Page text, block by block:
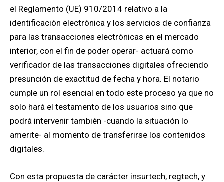
el Reglamento (UE) 910/2014 relativo a la
identificación electrónica y los servicios de confianza
para las transacciones electrónicas en el mercado
interior, con el fin de poder operar- actuará como
verificador de las transacciones digitales ofreciendo
presunción de exactitud de fecha y hora. El notario
cumple un rol esencial en todo este proceso ya que no
solo hará el testamento de los usuarios sino que
podrá intervenir también -cuando la situación lo
amerite- al momento de transferirse los contenidos
digitales.
Con esta propuesta de carácter insurtech, regtech, y